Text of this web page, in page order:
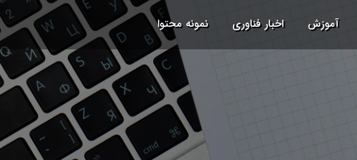
نمونه محتوا اخبار فناوری آموزش